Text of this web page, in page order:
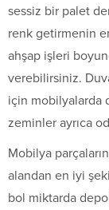
sessiz bir palet
renk getirmenin
ahşap işleri
verebilirsiniz.
için mobilyalarda
zeminler ayrıca
Mobilya
alandan en iyi
bol miktarda